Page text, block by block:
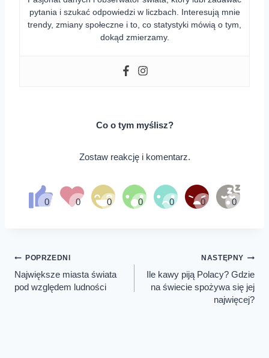
pytania i szukać odpowiedzi w liczbach. Interesują mnie
trendy, zmiany społeczne i to, co statystyki mówią o tym,
dokąd zmierzamy.
Co o tym myślisz?
Zostaw reakcję i komentarz.
Nawigacja
wpisu
POPRZEDNI
Największe miasta świata
pod względem ludności
NASTĘPNY
Ile kawy piją Polacy? Gdzie
na świecie spożywa się jej
najwięcej?